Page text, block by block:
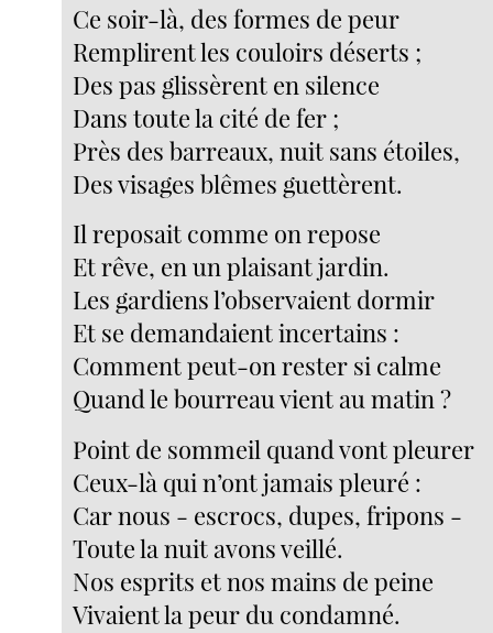
Ce soir-là, des formes de peur
Remplirent les couloirs déserts ;
Des pas glissèrent en silence
Dans toute la cité de fer ;
Près des barreaux, nuit sans étoiles,
Des visages blêmes guettèrent.
Il reposait comme on repose
Et rêve, en un plaisant jardin.
Les gardiens l’observaient dormir
Et se demandaient incertains :
Comment peut-on rester si calme
Quand le bourreau vient au matin ?
Point de sommeil quand vont pleurer
Ceux-là qui n’ont jamais pleuré :
Car nous - escrocs, dupes, fripons -
Toute la nuit avons veillé.
Nos esprits et nos mains de peine
Vivaient la peur du condamné.